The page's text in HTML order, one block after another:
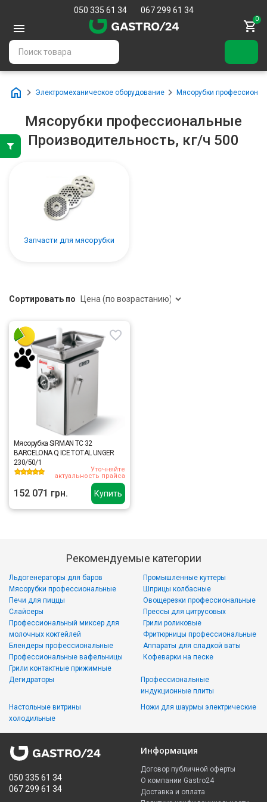
050 335 61 34 067 299 61 34
0
Электромеханическое оборудование Мясорубки
Мясорубки профессиональные
Производительность, кг/ч 500
Запчасти для мясорубки
Сортировать по
Купить
Мясорубка SIRMAN TC 32
BARCELONA Q ICE TOTAL UNGER
230/50/1
Уточняйте
актуальность прайса
152 071 грн.
Рекомендуемые категории
Льдогенераторы для баров
Мясорубки профессиональные
Печи для пиццы
Слайсеры
Промышленные куттеры
Шприцы колбасные
Овощерезки профессиональные
Прессы для цитрусовых
Профессиональный миксер для
молочных коктейлей
Блендеры профессиональные
Профессиональные вафельницы
Грили контактные прижимные
Грили роликовые
Фритюрницы профессиональные
Аппараты для сладкой ваты
Кофеварки на песке
Дегидраторы
Настольные витрины
холодильные
Профессиональные
индукционные плиты
Ножи для шаурмы электрические
050 335 61 34
067 299 61 34
Информация
Договор публичной оферты
О компании Gastro24
Доставка и оплата